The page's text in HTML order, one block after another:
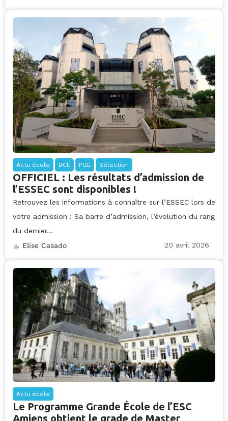
Actu école BCE PGE Sélection
OFFICIEL : Les résultats d’admission de
l’ESSEC sont disponibles !
Retrouvez les informations à connaître sur l’ESSEC lors de
votre admission : Sa barre d’admission, l’évolution du rang
du dernier...
Elise Casado
20 avril 2026
Actu école
Le Programme Grande École de l’ESC
Amiens obtient le grade de Master